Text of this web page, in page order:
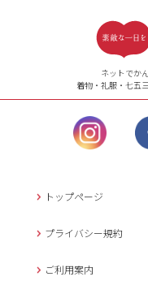
【ご注文（インターネット
24時間年中無休
【お問い合わせ窓口（メー
ル）】10:00~17:00
土曜日、日曜日
時休業日を除く。
営業時間外にい
返信させていただきま
年末年始、大型連
ネットでか
着物・礼服・七五
トップページ
プライバシー規約
ご利用案内